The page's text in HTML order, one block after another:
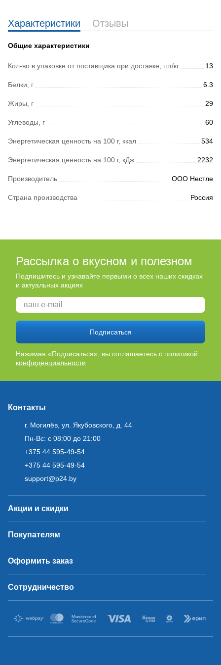
Характеристики Отзывы
Общие характеристики
Кол-во в упаковке от поставщика при доставке, шт/кг 13
Белки, г 6.3
Жиры, г 29
Углеводы, г 60
Энергетическая ценность на 100 г, ккал 534
Энергетическая ценность на 100 г, кДж 2232
Производитель ООО Нестле
Страна производства Россия
Рассылка о вкусном и полезном
Подпишитесь и узнавайте первыми о всех наших скидках
и актуальных акциях
Подписаться
Нажимая «Подписаться», вы соглашаетесь с политикой
конфиденциальности
Контакты
г. Могилёв, ул. Якубовского, д. 44
Пн-Вс: с 08:00 до 21:00
+375 44 595-49-54
+375 44 595-49-54
support@p24.by
Акции и скидки
Покупателям
Оформить заказ
Сотрудничество